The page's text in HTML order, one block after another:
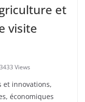
et
visite
Views
et innovations,
économiques